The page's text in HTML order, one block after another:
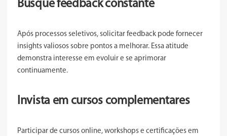
Busque feedback constante
Após processos seletivos, solicitar feedback pode fornecer
insights valiosos sobre pontos a melhorar. Essa atitude
demonstra interesse em evoluir e se aprimorar
continuamente.
Invista em cursos complementares
Participar de cursos online, workshops e certificações em